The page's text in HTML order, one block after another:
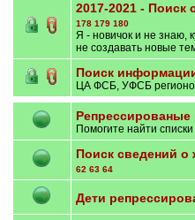
2017-2021 - Поиск
178 179 180
Я - новичок и не знаю,
не создавать новые
Поиск
ЦА ФСБ, УФСБ
Репрессированые
Помогите найти
Поиск сведений о
62 63 64
Дети